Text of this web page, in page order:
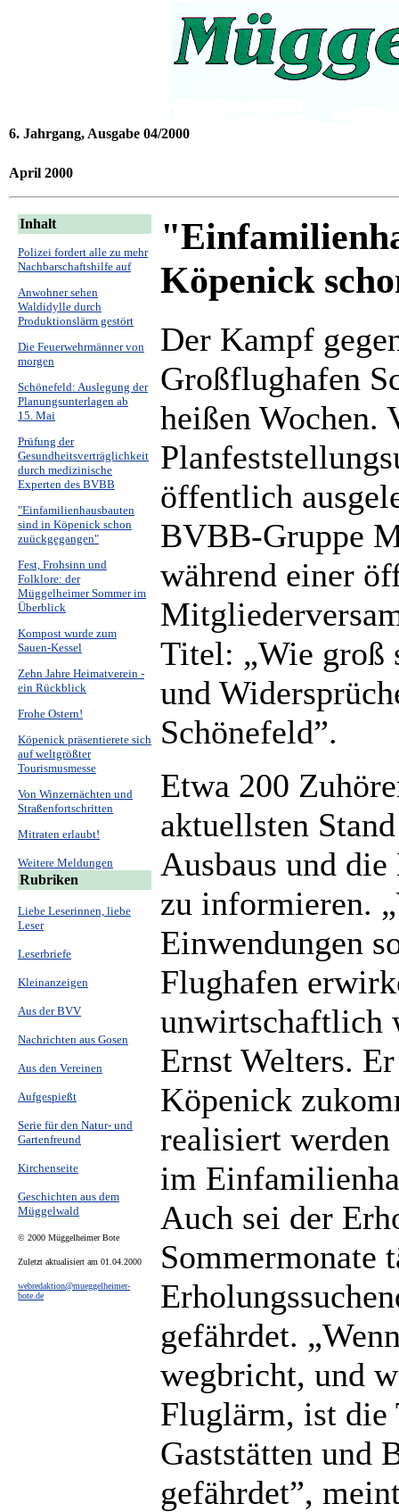
6. Jahrgang, Ausgabe 04/2000
April 2000
Inhalt
Polizei fordert alle zu mehr
Nachbarschaftshilfe auf
Anwohner sehen
Waldidylle durch
Produktionslärm gestört
Die Feuerwehrmänner von
morgen
Schönefeld: Auslegung der
Planungsunterlagen ab
15. Mai
Prüfung der
Gesundheitsverträglichkeit
durch medizinische
Experten des BVBB
"Einfamilienhausbauten
sind in Köpenick schon
zuückgegangen"
Fest, Frohsinn und
Folklore: der
Müggelheimer Sommer im
Überblick
Kompost wurde zum
Sauen-Kessel
Zehn Jahre Heimatverein -
ein Rückblick
Frohe Ostern!
Köpenick präsentierete sich
auf weltgrößter
Tourismusmesse
Von Winzernächten und
Straßenfortschritten
Mitraten erlaubt!
Weitere Meldungen
Rubriken
Liebe Leserinnen, liebe
Leser
Leserbriefe
Kleinanzeigen
Aus der BVV
Nachrichten aus Gosen
Aus den Vereinen
Aufgespießt
Serie für den Natur- und
Gartenfreund
Kirchenseite
Geschichten aus dem
Müggelwald
© 2000 Müggelheimer Bote
Zuletzt aktualisiert am 01.04.2000
webredaktion@mueggelheimer-
bote.de
Köpenick
Der Kampf
Großflughafen
heißen Wochen.
öffentlich
BVBB-Gruppe
während einer
Titel: „Wie groß
und
Schönefeld”.
Etwa 200
aktuellsten
Ausbaus und
zu informieren.
Einwendungen
Flughafen
unwirtschaftlich
Ernst Welters.
Köpenick
realisiert
im
Auch sei der
Sommermonate
gefährdet.
wegbricht, und
Fluglärm, ist die
Gaststätten und
gefährdet”,